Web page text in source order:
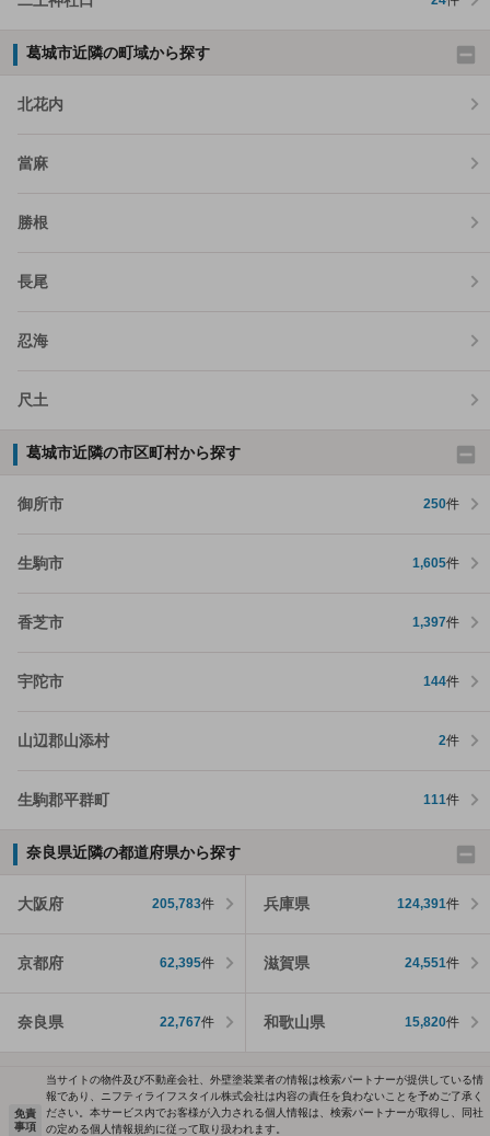
葛城市近隣の町域から探す
北花内
當麻
勝根
長尾
忍海
尺土
葛城市近隣の市区町村から探す
御所市 250件
生駒市 1,605件
香芝市 1,397件
宇陀市 144件
山辺郡山添村 2件
生駒郡平群町 111件
奈良県近隣の都道府県から探す
大阪府 205,783件 兵庫県 124,391件
京都府 62,395件 滋賀県 24,551件
奈良県 22,767件 和歌山県 15,820件
免責
事項
当サイトの物件及び不動産会社、外壁塗装業者の情報は検索パートナーが提供している情
報であり、ニフティライフスタイル株式会社は内容の責任を負わないことを予めご了承く
ださい。本サービス内でお客様が入力される個人情報は、検索パートナーが取得し、同社
の定める個人情報規約に従って取り扱われます。